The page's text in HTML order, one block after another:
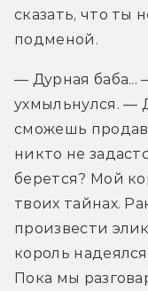
сказать, что ты
подменой.
— Дурная баба...
ухмыльнулся. —
сможешь
никто не
берется? Мой
твоих тайнах.
произвести
король
Пока мы